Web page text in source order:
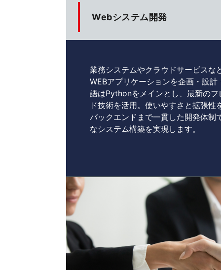
Webシステム開発
業務システムやクラウドサービスな
WEBアプリケーションを企画・設
語はPythonをメインとし、最新のフ
ド技術を活用。使いやすさと拡張性
バックエンドまで一貫した開発体制
なシステム構築を実現します。